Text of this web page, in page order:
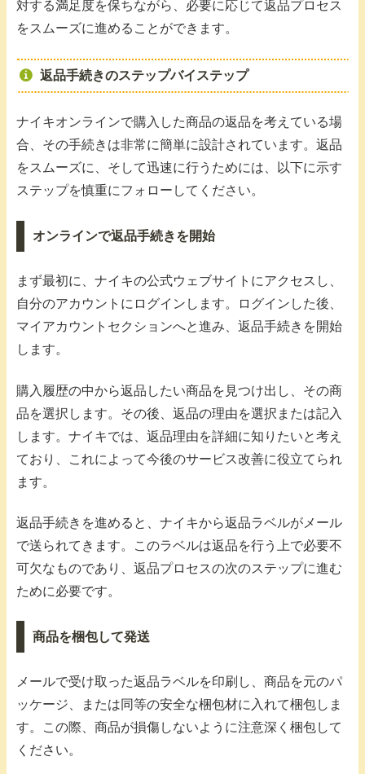
対する満足度を保ちながら、必要に応じて返品プロセス
をスムーズに進めることができます。
返品手続きのステップバイステップ
ナイキオンラインで購入した商品の返品を考えている場
合、その手続きは非常に簡単に設計されています。返品
をスムーズに、そして迅速に行うためには、以下に示す
ステップを慎重にフォローしてください。
オンラインで返品手続きを開始
まず最初に、ナイキの公式ウェブサイトにアクセスし、
自分のアカウントにログインします。ログインした後、
マイアカウントセクションへと進み、返品手続きを開始
します。
購入履歴の中から返品したい商品を見つけ出し、その商
品を選択します。その後、返品の理由を選択または記入
します。ナイキでは、返品理由を詳細に知りたいと考え
ており、これによって今後のサービス改善に役立てられ
ます。
返品手続きを進めると、ナイキから返品ラベルがメール
で送られてきます。このラベルは返品を行う上で必要不
可欠なものであり、返品プロセスの次のステップに進む
ために必要です。
商品を梱包して発送
メールで受け取った返品ラベルを印刷し、商品を元のパ
ッケージ、または同等の安全な梱包材に入れて梱包しま
す。この際、商品が損傷しないように注意深く梱包して
ください。